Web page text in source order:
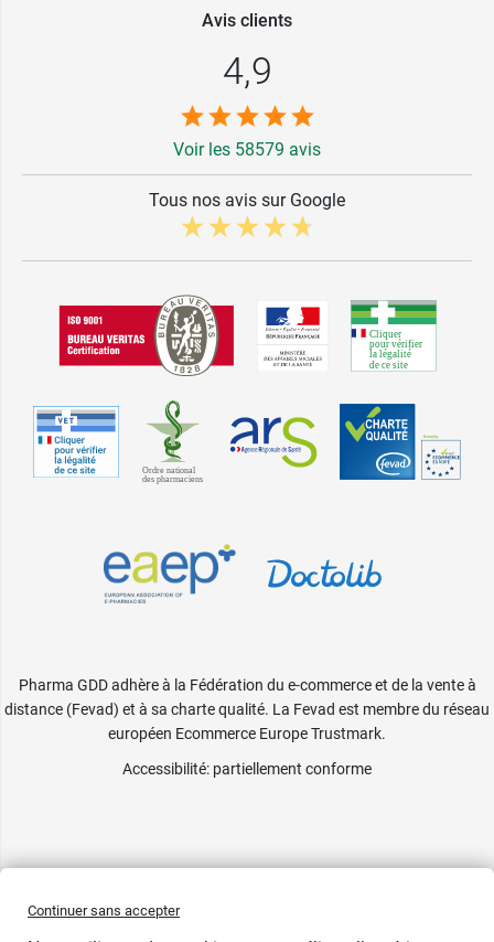
Avis clients
4,9
Voir les 58579 avis
Tous nos avis sur Google
Pharma GDD adhère à la Fédération du e-commerce et de la vente à
distance (Fevad) et à sa charte qualité. La Fevad est membre du réseau
européen Ecommerce Europe Trustmark.
Accessibilité: partiellement conforme
Continuer sans accepter